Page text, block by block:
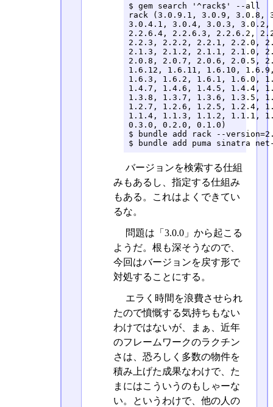
$ gem search '^rack$' --all
rack (3.0.9.1, 3.0.9, 3.0.8,
3.0.4.1, 3.0.4, 3.0.3,
2.2.6.4, 2.2.6.3, 2.2.6.2,
2.2.3, 2.2.2, 2.2.1, 2.2.0,
2.1.3, 2.1.2, 2.1.1, 2.1.0,
2.0.8, 2.0.7, 2.0.6, 2.0.5,
1.6.12, 1.6.11, 1.6.10,
1.6.3, 1.6.2, 1.6.1, 1.6.0,
1.4.7, 1.4.6, 1.4.5, 1.4.4,
1.3.8, 1.3.7, 1.3.6, 1.3.5,
1.2.7, 1.2.6, 1.2.5, 1.2.4,
1.1.4, 1.1.3, 1.1.2, 1.1.1,
0.3.0, 0.2.0, 0.1.0)
$ bundle add rack --
$ bundle add puma sinatra
バージョンを検索する仕組
みもあるし、指定する仕組み
もある。これはよくできてい
るな。
問題は「3.0.0」から起こる
ようだ。根も深そうなので、
今回はバージョンを戻す形で
対処することにする。
エラく時間を浪費させられ
たので憤慨する気持ちもない
わけではないが、まぁ、近年
のフレームワークのラクチン
さは、恐ろしく多数の物件を
積み上げた成果なわけで、た
まにはこういうのもしゃーな
い。というわけで、他の人の